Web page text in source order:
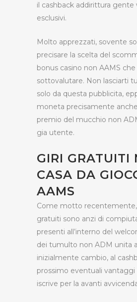
il cashback addirittura gente
esclusivi.
Molto apprezzati, sovente
precisare la scelta del
bonus casino non AAMS
sottovalutare. Non lasciarti
solo da questa pubblicita,
moneta precisamente
premio del mucchio non
gia utente.
GIRI GRATUITI
CASA DA
AAMS
Come motto
gratuiti sono anzi di
presenti all’interno del
dei tumulto non ADM unita
inizialmente cambio, al
prossimo eventuali vantaggi
iscrive per la avanti